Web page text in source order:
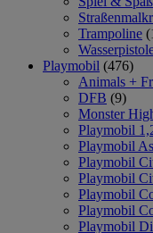
Trampoline
Playmobil (476)
Animals +
DFB (9)
Monster
Playmobil
Playmobil
Playmobil
Playmobil
Playmobil
Playmobil
Playmobil